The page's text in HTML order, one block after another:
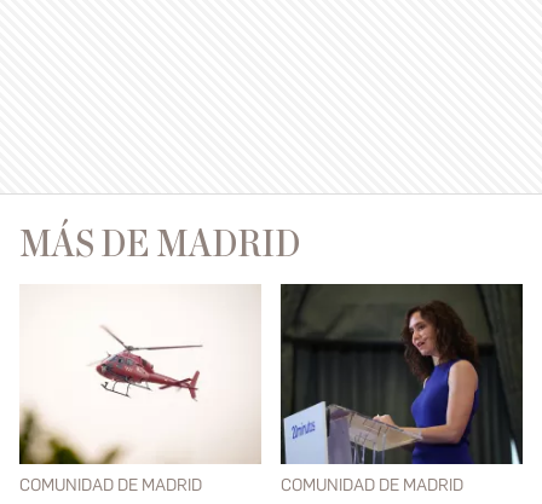
MÁS DE MADRID
COMUNIDAD DE MADRID COMUNIDAD DE MADRID